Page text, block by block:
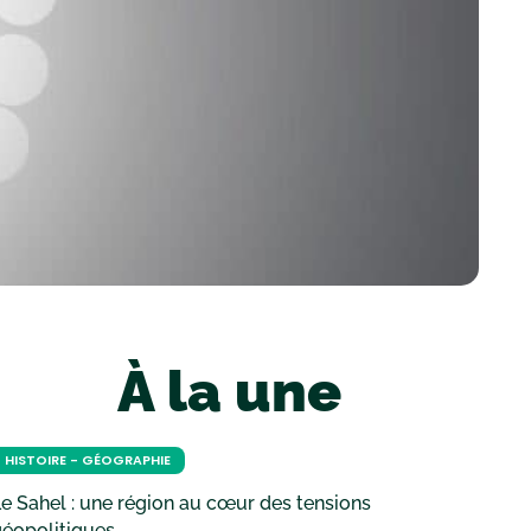
À la une
HISTOIRE - GÉOGRAPHIE
Sahel : une région au cœur des tensions